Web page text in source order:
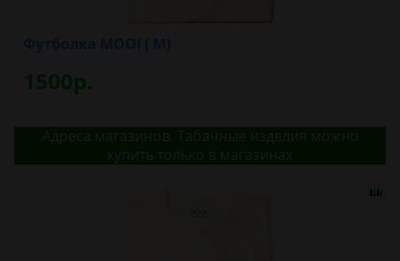
1500р.
Адреса магазинов. Табачные изделия можно
купить только в магазинах